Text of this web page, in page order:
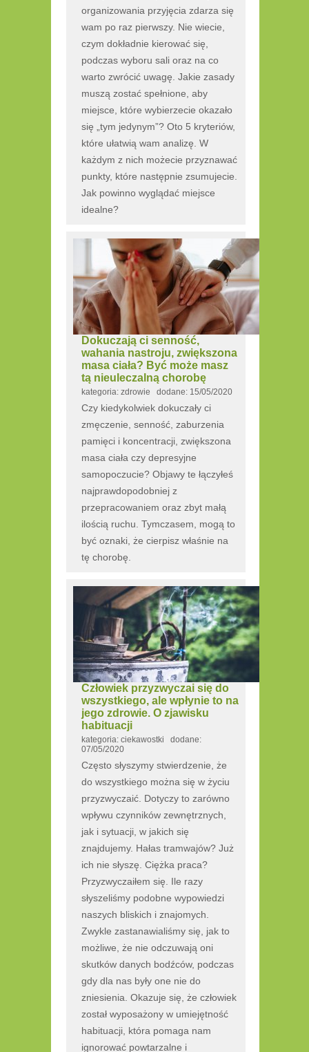
organizowania przyjęcia zdarza się
wam po raz pierwszy. Nie wiecie,
czym dokładnie kierować się,
podczas wyboru sali oraz na co
warto zwrócić uwagę. Jakie zasady
muszą zostać spełnione, aby
miejsce, które wybierzecie okazało
się „tym jedynym”? Oto 5 kryteriów,
które ułatwią wam analizę. W
każdym z nich możecie przyznawać
punkty, które następnie zsumujecie.
Jak powinno wyglądać miejsce
idealne?
Dokuczają ci senność,
wahania nastroju, zwiększona
masa ciała? Być może masz
tą nieuleczalną chorobę
kategoria: zdrowie dodane: 15/05/2020
Czy kiedykolwiek dokuczały ci
zmęczenie, senność, zaburzenia
pamięci i koncentracji, zwiększona
masa ciała czy depresyjne
samopoczucie? Objawy te łączyłeś
najprawdopodobniej z
przepracowaniem oraz zbyt małą
ilością ruchu. Tymczasem, mogą to
być oznaki, że cierpisz właśnie na
tę chorobę.
Człowiek przyzwyczai się do
wszystkiego, ale wpłynie to na
jego zdrowie. O zjawisku
habituacji
kategoria: ciekawostki dodane:
07/05/2020
Często słyszymy stwierdzenie, że
do wszystkiego można się w życiu
przyzwyczaić. Dotyczy to zarówno
wpływu czynników zewnętrznych,
jak i sytuacji, w jakich się
znajdujemy. Hałas tramwajów? Już
ich nie słyszę. Ciężka praca?
Przyzwyczaiłem się. Ile razy
słyszeliśmy podobne wypowiedzi
naszych bliskich i znajomych.
Zwykle zastanawialiśmy się, jak to
możliwe, że nie odczuwają oni
skutków danych bodźców, podczas
gdy dla nas były one nie do
zniesienia. Okazuje się, że człowiek
został wyposażony w umiejętność
habituacji, która pomaga nam
ignorować powtarzalne i